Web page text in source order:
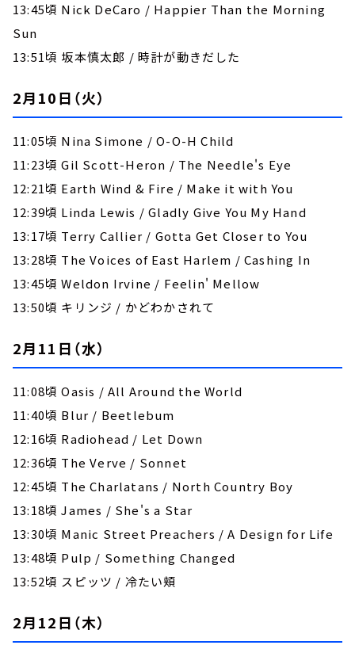
13:45頃 Nick DeCaro / Happier Than the Morning
Sun
13:51頃 坂本慎太郎 / 時計が動きだした
2月10日（火）
11:05頃 Nina Simone / O-O-H Child
11:23頃 Gil Scott-Heron / The Needle's Eye
12:21頃 Earth Wind & Fire / Make it with You
12:39頃 Linda Lewis / Gladly Give You My Hand
13:17頃 Terry Callier / Gotta Get Closer to You
13:28頃 The Voices of East Harlem / Cashing In
13:45頃 Weldon Irvine / Feelin' Mellow
13:50頃 キリンジ / かどわかされて
2月11日（水）
11:08頃 Oasis / All Around the World
11:40頃 Blur / Beetlebum
12:16頃 Radiohead / Let Down
12:36頃 The Verve / Sonnet
12:45頃 The Charlatans / North Country Boy
13:18頃 James / She's a Star
13:30頃 Manic Street Preachers / A Design for Life
13:48頃 Pulp / Something Changed
13:52頃 スピッツ / 冷たい頬
2月12日（木）